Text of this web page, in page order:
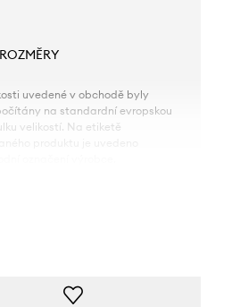
ROZMĚRY
uvedené v obchodě byly
na standardní evropskou
velikostí. Na etiketě